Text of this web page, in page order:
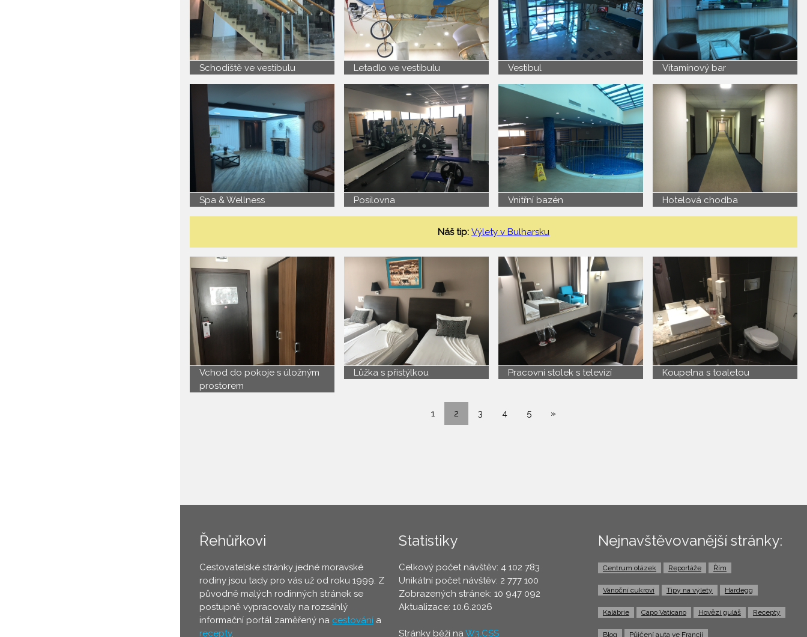
Schodiště ve vestibulu Letadlo ve vestibulu Vestibul Vitamínový bar
Spa & Wellness Posilovna Vnitřní bazén Hotelová chodba
Náš tip: Výlety v Bulharsku
Vchod do pokoje s úložným
prostorem
Lůžka s přistýlkou Pracovní stolek s televizí Koupelna s toaletou
1 2 3 4 5 »
Řehůřkovi
Cestovatelské stránky jedné moravské
rodiny jsou tady pro vás už od roku 1999. Z
původně malých rodinných stránek se
postupně vypracovaly na rozsáhlý
informační portál zaměřený na cestování a
recepty.
Statistiky
Celkový počet návštěv: 4 102 783
Unikátní počet návštěv: 2 777 100
Zobrazených stránek: 10 947 092
Aktualizace: 10.6.2026
Stránky běží na W3.CSS
Nejnavštěvovanější stránky:
Centrum otázek Reportáže Řím
Vánoční cukroví Tipy na výlety Hardegg
Kalábrie Capo Vaticano Hovězí guláš Recepty
Blog Půjčení auta ve Francii